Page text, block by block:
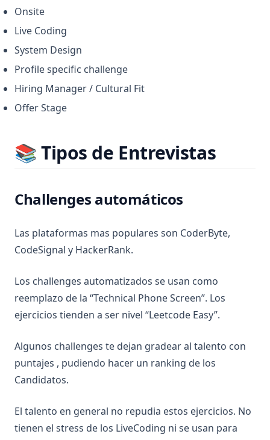
Onsite
Live Coding
System Design
Profile specific challenge
Hiring Manager / Cultural Fit
Offer Stage
📚 Tipos de Entrevistas
Challenges automáticos
Las plataformas mas populares son CoderByte,
CodeSignal y HackerRank.
Los challenges automatizados se usan como
reemplazo de la “Technical Phone Screen”. Los
ejercicios tienden a ser nivel “Leetcode Easy”.
Algunos challenges te dejan gradear al talento con
puntajes , pudiendo hacer un ranking de los
Candidatos.
El talento en general no repudia estos ejercicios. No
tienen el stress de los LiveCoding ni se usan para